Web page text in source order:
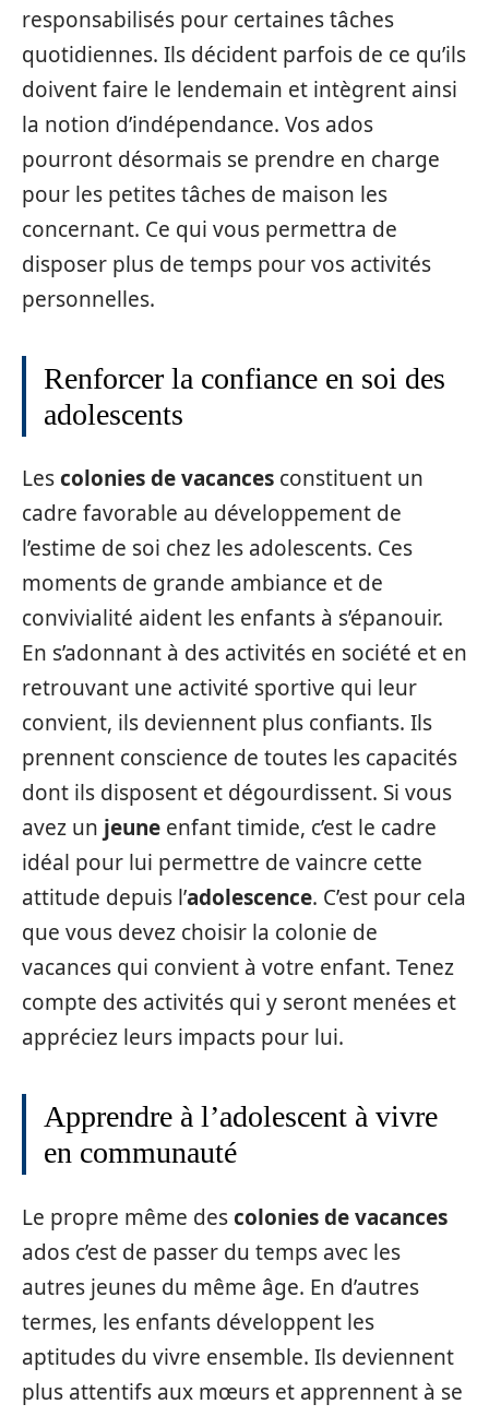
responsabilisés pour certaines tâches
quotidiennes. Ils décident parfois de ce qu’ils
doivent faire le lendemain et intègrent ainsi
la notion d’indépendance. Vos ados
pourront désormais se prendre en charge
pour les petites tâches de maison les
concernant. Ce qui vous permettra de
disposer plus de temps pour vos activités
personnelles.
Renforcer la confiance en soi des
adolescents
Lescolonies de vacances constituent un
cadre favorable au développement de
l’estime de soi chez les adolescents. Ces
moments de grande ambiance et de
convivialité aident les enfants à s’épanouir.
En s’adonnant à des activités en société et en
retrouvant une activité sportive qui leur
convient, ils deviennent plus confiants. Ils
prennent conscience de toutes les capacités
dont ils disposent et dégourdissent. Si vous
avez un jeune enfant timide, c’est le cadre
idéal pour lui permettre de vaincre cette
attitude depuis l’adolescence. C’est pour cela
que vous devez choisir la colonie de
vacances qui convient à votre enfant. Tenez
compte des activités qui y seront menées et
appréciez leurs impacts pour lui.
Apprendre à l’adolescent à vivre
en communauté
Le propre même descolonies de vacances
ados c’est de passer du temps avec les
autres jeunes du même âge. En d’autres
termes, les enfants développent les
aptitudes du vivre ensemble. Ils deviennent
plus attentifs aux mœurs et apprennent à se